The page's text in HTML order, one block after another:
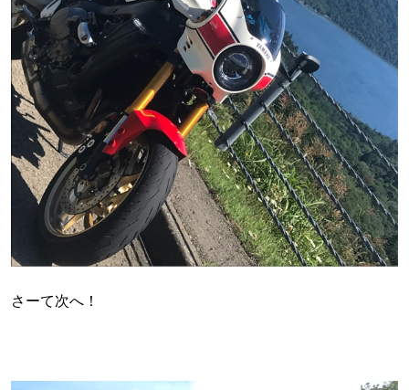
さーて次へ！